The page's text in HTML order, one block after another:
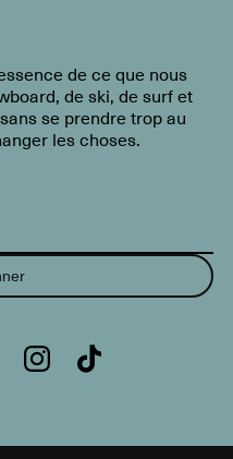
de ce que nous
de ski, de surf et
se prendre trop au
les choses.